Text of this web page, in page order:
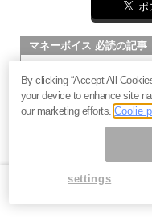
ポ
マネーボイス 必読の記事
将来性とリスク
過去最高益「サンリオ
業”と“脆い統治”の同居
村田製作所なぜ株価
社
By clicking “Accept All
your device to enhance site
our marketing efforts.Coolie
settings